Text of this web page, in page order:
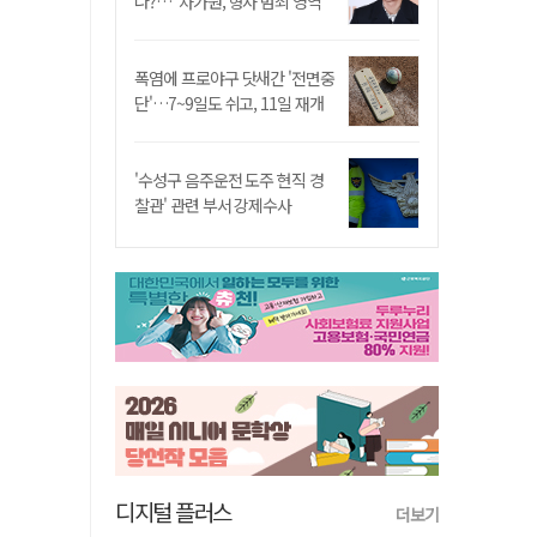
폭염에 프로야구 닷새간 '전면중
단'…7~9일도 쉬고, 11일 재개
'수성구 음주운전 도주 현직 경
찰관' 관련 부서 강제수사
디지털 플러스 더보기